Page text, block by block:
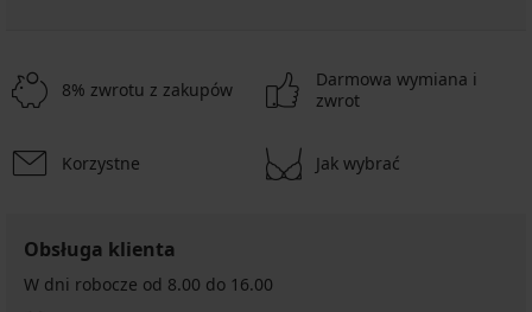
8% zwrotu z zakupów
Darmowa wymiana i
zwrot
Korzystne Jak wybrać
Obsługa klienta
W dni robocze od 8.00 do 16.00